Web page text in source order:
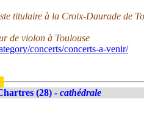
titulaire à la Croix-Daurade de
de violon à Toulouse
concerts/concerts-a-venir/
(28) - cathédrale